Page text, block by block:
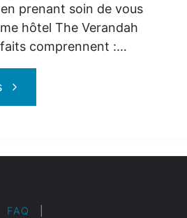
prenant soin de vous
hôtel The Verandah
comprennent :…
"Vacances
FAQ